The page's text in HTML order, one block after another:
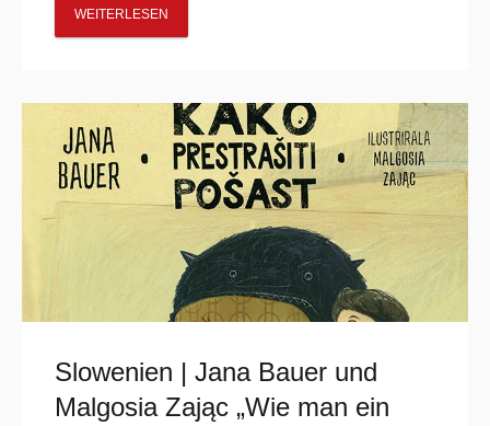
WEITERLESEN
Slowenien | Jana Bauer und
Malgosia Zając „Wie man ein